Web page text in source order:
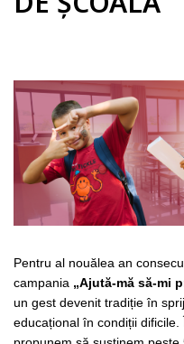
Pentru al nouălea an
campania „Ajută-mă să-mi
un gest devenit tradiție în
educațional în condiții dificile.